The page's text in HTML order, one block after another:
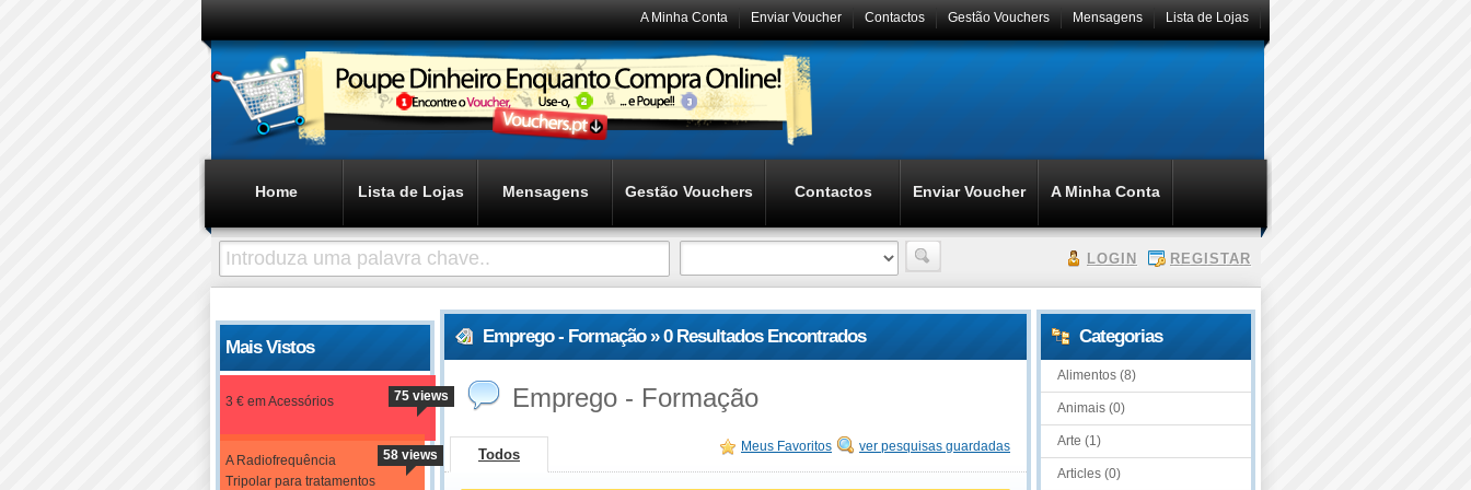
Lista de Lojas
Mensagens
Gestão Vouchers
Contactos
Enviar Voucher
A Minha Conta
Home Lista de Lojas Mensagens Gestão Vouchers Contactos Enviar Voucher A Minha Conta
LOGIN REGISTAR
Mais Vistos
3 € em Acessórios 75 views
A Radiofrequência
Tripolar para tratamentos
58 views
Emprego - Formação » 0 Resultados Encontrados
Emprego - Formação
ver pesquisas guardadas
Meus Favoritos
Todos
Categorias
Alimentos (8)
Animais (0)
Arte (1)
Articles (0)